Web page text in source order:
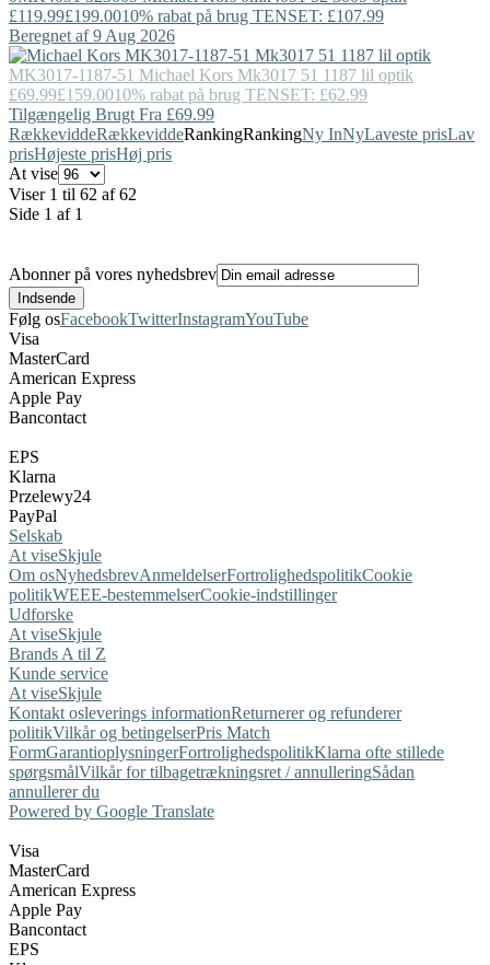
£119.99£199.0010% rabat på brug TENSET: £107.99
Beregnet af 9 Aug 2026
MK3017-1187-51 Michael Kors Mk3017 51 1187 lil optik
£69.99£159.0010% rabat på brug TENSET: £62.99
Tilgængelig Brugt Fra £69.99
RækkeviddeRækkeviddeRankingRankingNy InNyLaveste prisLav
prisHøjeste prisHøj pris
At vise
Viser 1 til 62 af 62
Side 1 af 1
Abonner på vores nyhedsbrev
Følg osFacebookTwitterInstagramYouTube
Visa
MasterCard
American Express
Apple Pay
Bancontact
EPS
Klarna
Przelewy24
PayPal
Selskab
At viseSkjule
Om osNyhedsbrevAnmeldelserFortrolighedspolitikCookie
politikWEEE-bestemmelserCookie-indstillinger
Udforske
At viseSkjule
Brands A til Z
Kunde service
At viseSkjule
Kontakt osleverings informationReturnerer og refunderer
politikVilkår og betingelserPris Match
FormGarantioplysningerFortrolighedspolitikKlarna ofte stillede
spørgsmålVilkår for tilbagetrækningsret / annulleringSådan
annullerer du
Powered by Google Translate
Visa
MasterCard
American Express
Apple Pay
Bancontact
EPS